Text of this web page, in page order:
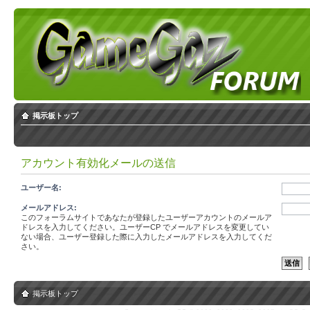
掲示板トップ
アカウント有効化メールの送信
ユーザー名:
メールアドレス:
このフォーラムサイトであなたが登録したユーザーアカウントのメールア
ドレスを入力してください。ユーザーCP でメールアドレスを変更してい
ない場合、ユーザー登録した際に入力したメールアドレスを入力してくだ
さい。
掲示板トップ